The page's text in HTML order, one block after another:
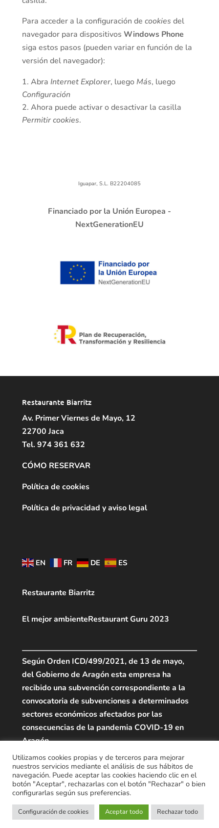
Para acceder a la configuración de cookies del
navegador para dispositivos Windows Phone
siga estos pasos (pueden variar en función de la
versión del navegador):
Abra Internet Explorer, luego Más, luego
Configuración
Ahora puede activar o desactivar la casilla
Permitir cookies.
Iguapar, S.L. B22204085
Financiado por la Unión Europea -
NextGenerationEU
Restaurante Biarritz
Av. Primer Viernes de Mayo, 12
22700 Jaca
Tel. 974 361 632
CÓMO RESERVAR
Política de cookies
Política de privacidad y aviso legal
EN FR DE ES
Restaurante Biarritz
El mejor ambienteRestaurant Guru 2023
Según Orden ICD/499/2021, de 13 de mayo,
del Gobierno de Aragón esta empresa ha
recibido una subvención correspondiente a la
convocatoria de subvenciones a determinados
sectores económicos afectados por las
consecuencias de la pandemia COVID-19 en
Aragón.
© Restaurante Biarritz 2024
Utilizamos cookies propias y de terceros para mejorar
nuestros servicios mediante el análisis de sus hábitos de
navegación. Puede aceptar las cookies haciendo clic en el
botón "Aceptar", rechazarlas con el botón "Rechazar" o bien
configurarlas según sus preferencias.
Configuración de cookies Aceptar todo Rechazar todo